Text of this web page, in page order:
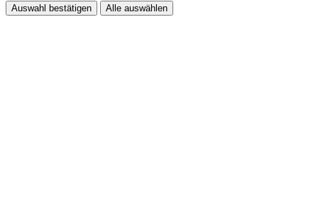
Auswahl bestätigen Alle auswählen